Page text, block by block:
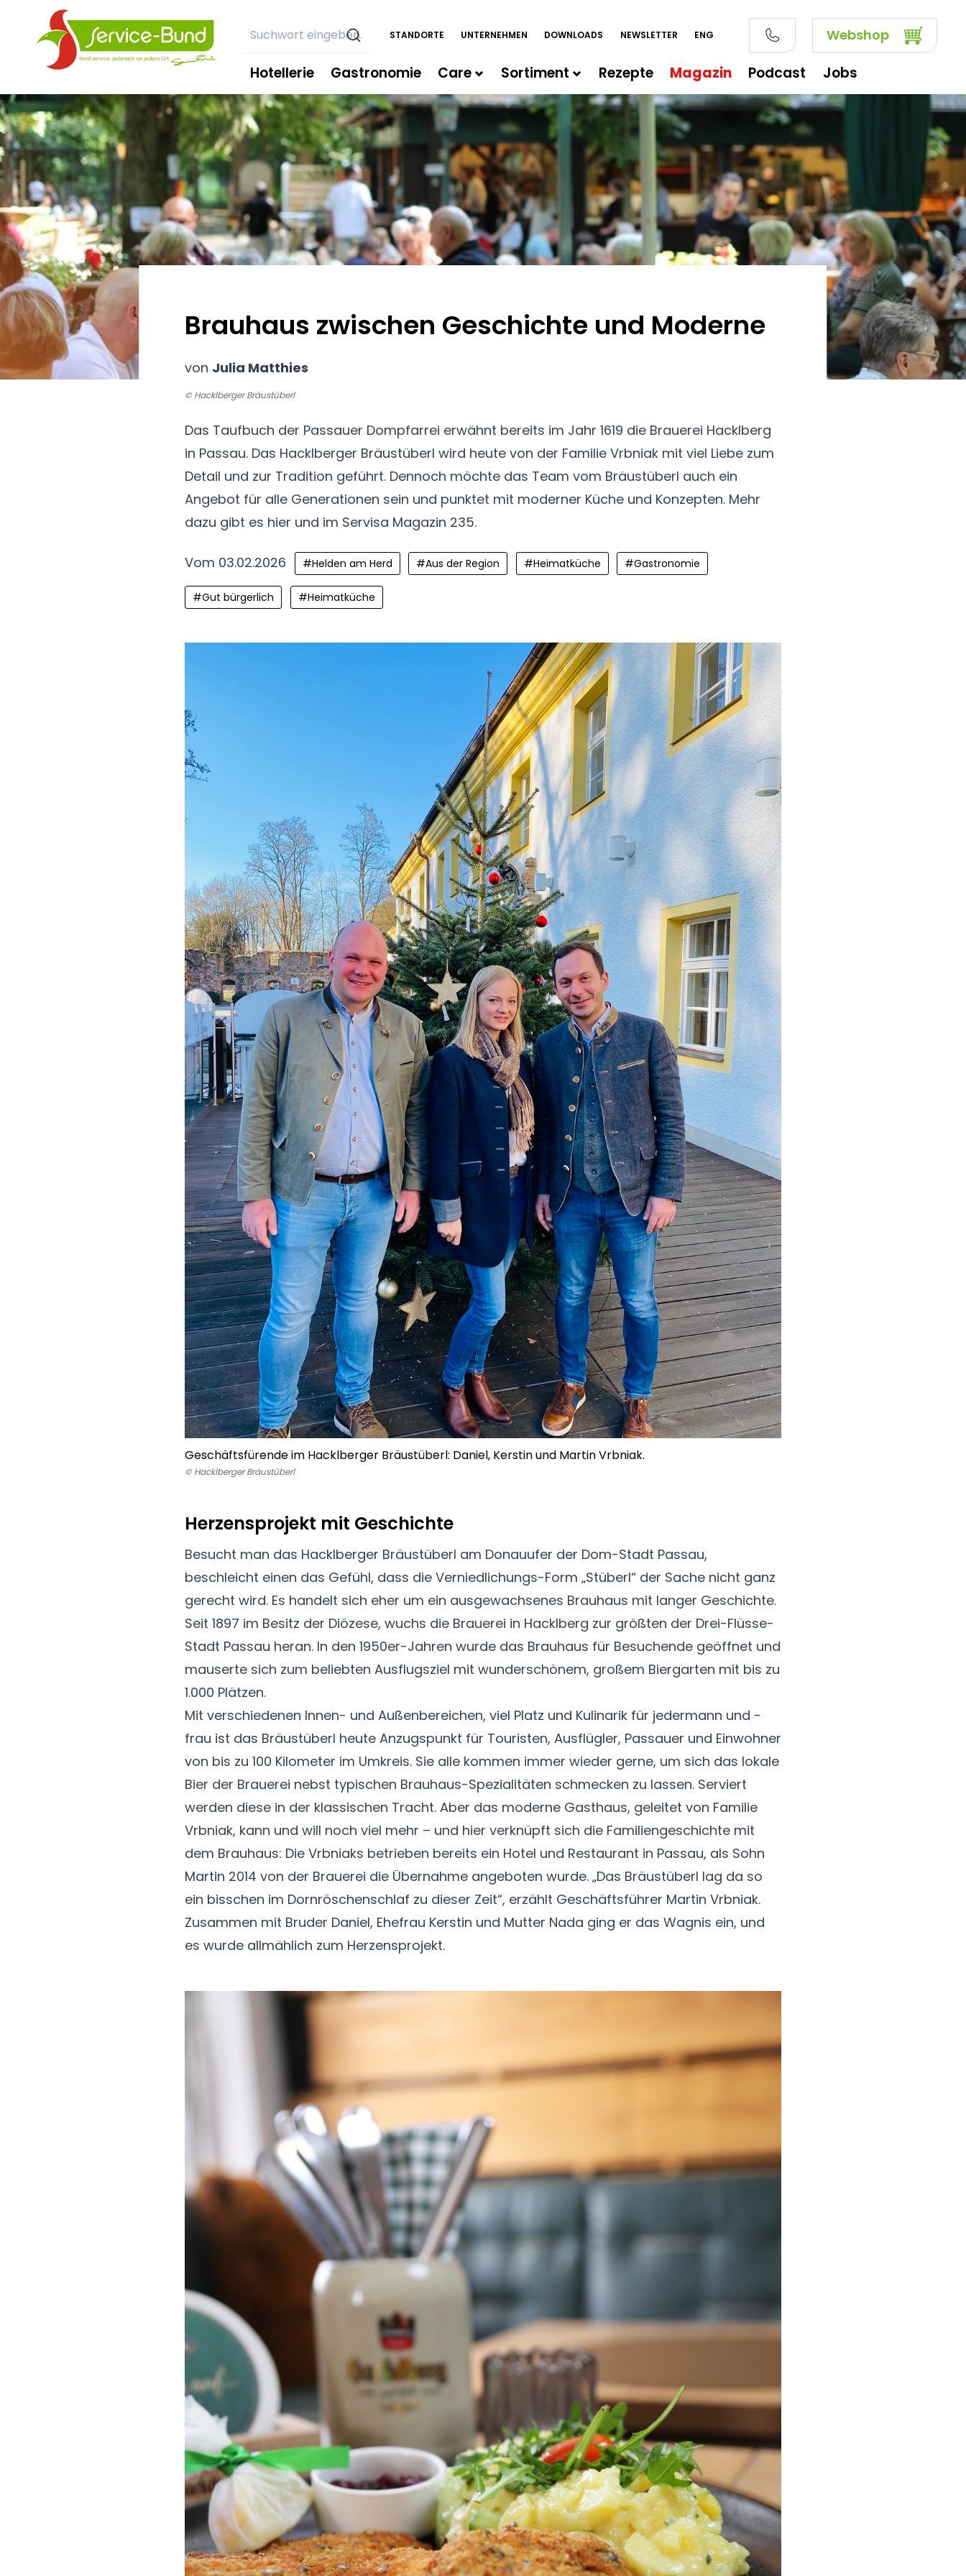
STANDORTE UNTERNEHMEN DOWNLOADS NEWSLETTER ENG Webshop
Hotellerie Gastronomie Care Sortiment Rezepte Magazin Podcast Jobs
Brauhaus zwischen Geschichte und Moderne
von Julia Matthies
© Hacklberger Bräustüberl
Das Taufbuch der Passauer Dompfarrei erwähnt bereits im Jahr 1619 die Brauerei Hacklberg
in Passau. Das Hacklberger Bräustüberl wird heute von der Familie Vrbniak mit viel Liebe zum
Detail und zur Tradition geführt. Dennoch möchte das Team vom Bräustüberl auch ein
Angebot für alle Generationen sein und punktet mit moderner Küche und Konzepten. Mehr
dazu gibt es hier und im Servisa Magazin 235.
Vom 03.02.2026 #Helden am Herd #Aus der Region #Heimatküche #Gastronomie
#Gut bürgerlich #Heimatküche
Geschäftsfürende im Hacklberger Bräustüberl: Daniel, Kerstin und Martin Vrbniak.
© Hacklberger Bräustüberl
Herzensprojekt mit Geschichte
Besucht man das Hacklberger Bräustüberl am Donauufer der Dom-Stadt Passau,
beschleicht einen das Gefühl, dass die Verniedlichungs-Form „Stüberl“ der Sache nicht ganz
gerecht wird. Es handelt sich eher um ein ausgewachsenes Brauhaus mit langer Geschichte.
Seit 1897 im Besitz der Diözese, wuchs die Brauerei in Hacklberg zur größten der Drei-Flüsse-
Stadt Passau heran. In den 1950er-Jahren wurde das Brauhaus für Besuchende geöffnet und
mauserte sich zum beliebten Ausflugsziel mit wunderschönem, großem Biergarten mit bis zu
1.000 Plätzen.
Mit verschiedenen Innen- und Außenbereichen, viel Platz und Kulinarik für jedermann und -
frau ist das Bräustüberl heute Anzugspunkt für Touristen, Ausflügler, Passauer und Einwohner
von bis zu 100 Kilometer im Umkreis. Sie alle kommen immer wieder gerne, um sich das lokale
Bier der Brauerei nebst typischen Brauhaus-Spezialitäten schmecken zu lassen. Serviert
werden diese in der klassischen Tracht. Aber das moderne Gasthaus, geleitet von Familie
Vrbniak, kann und will noch viel mehr – und hier verknüpft sich die Familiengeschichte mit
dem Brauhaus: Die Vrbniaks betrieben bereits ein Hotel und Restaurant in Passau, als Sohn
Martin 2014 von der Brauerei die Übernahme angeboten wurde. „Das Bräustüberl lag da so
ein bisschen im Dornröschenschlaf zu dieser Zeit“, erzählt Geschäftsführer Martin Vrbniak.
Zusammen mit Bruder Daniel, Ehefrau Kerstin und Mutter Nada ging er das Wagnis ein, und
es wurde allmählich zum Herzensprojekt.